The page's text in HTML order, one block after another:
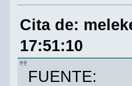
Cita de:
17:51:10
FUENTE: